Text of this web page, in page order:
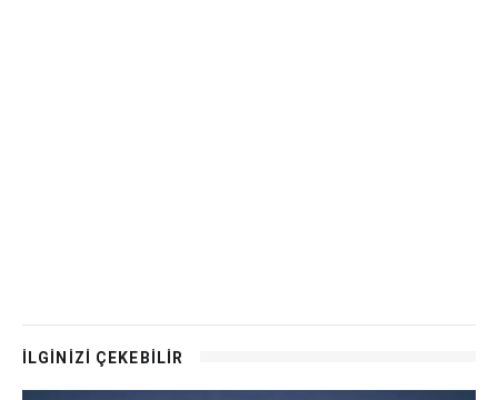
İLGİNİZİ ÇEKEBİLİR